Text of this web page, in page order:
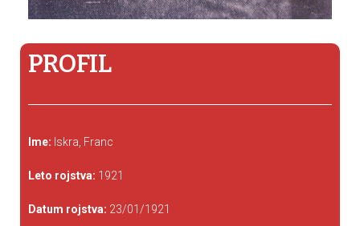
PROFIL
Ime: Iskra, Franc
Leto rojstva: 1921
Datum rojstva: 23/01/1921